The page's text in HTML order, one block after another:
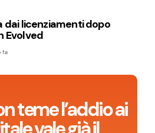
teme l’addio ai
dai licenziamenti dopo
Evolved
fa